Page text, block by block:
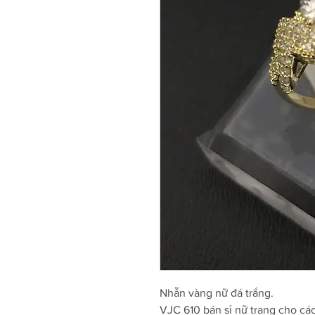
Nhẫn vàng nữ đá trắng.
VJC 610 bán sỉ nữ trang cho